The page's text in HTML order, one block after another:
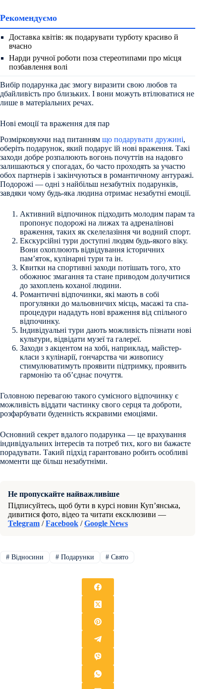
Рекомендуємо
Доставка квітів: як подарувати турботу красиво й
вчасно
Нарди ручної роботи поза стереотипами про місця
позбавлення волі
Вибір подарунка дає змогу виразити свою любов та
дбайливість про близьких. І вони можуть втілюватися не
лише в матеріальних речах.
Нові емоції та враження для пар
Розмірковуючи над питанням що подарувати дружині,
оберіть подарунок, який подарує їй нові враження. Такі
заходи добре розпалюють вогонь почуттів на надовго
залишаються у спогадах, бо часто проходять за участю
обох партнерів і закінчуються в романтичному антуражі.
Подорожі — одні з найбільш незабутніх подарунків,
завдяки чому будь-яка людина отримає незабутні емоції.
Активний відпочинок підходить молодим парам та
пропонує подорожі на лижах та адреналінові
враження, таких як скелелазіння чи водний спорт.
Екскурсійні тури доступні людям будь-якого віку.
Вони охоплюють відвідування історичних
пам’яток, кулінарні тури та ін.
Квитки на спортивні заходи потішать того, хто
обожнює змагання та стане приводом долучитися
до захоплень коханої людини.
Романтичні відпочинки, які мають в собі
прогулянки до мальовничих місць, масажі та спа-
процедури нададуть нові враження від спільного
відпочинку.
Індивідуальні тури дають можливість пізнати нові
культури, відвідати музеї та галереї.
Заходи з акцентом на хобі, наприклад, майстер-
класи з кулінарії, гончарства чи живопису
стимулюватимуть проявити підтримку, проявить
гармонію та об’єднає почуття.
Головною перевагою такого сумісного відпочинку є
можливість віддати частинку свого серця та доброти,
розфарбувати буденність яскравими емоціями.
Основний секрет вдалого подарунка — це врахування
індивідуальних інтересів та потреб тих, кого ви бажаєте
порадувати. Такий підхід гарантовано робить особливі
моменти ще більш незабутніми.
Не пропускайте найважливіше
Підписуйтесь, щоб бути в курсі новин Куп’янська,
дивитися фото, відео та читати ексклюзиви —
Telegram /Facebook /Google News
#Відносини #Подарунки # Свято